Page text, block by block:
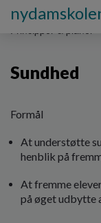
Principper & planer
Sundhed
Formål
At understøtte
henblik på
At fremme
på øget udbytte